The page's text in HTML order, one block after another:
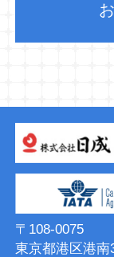
〒108-0075
東京都港区港